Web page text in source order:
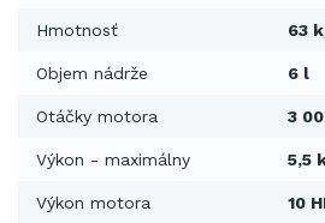
Hmotnosť 63
Objem nádrže 6 l
Otáčky motora 3
Výkon - maximálny 5,5
Výkon motora 10